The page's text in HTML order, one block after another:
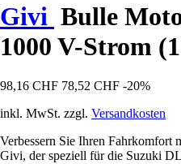
Givi Bulle
1000 V-Strom
98,16 CHF 78,52 CHF -20%
inkl. MwSt. zzgl. Versandkosten
Verbessern Sie Ihren Fahrkomfort
Givi, der speziell für die Suzuki